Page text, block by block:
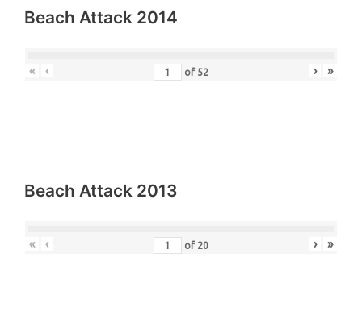
Beach Attack 2014
« ‹ of 52 › »
Beach Attack 2013
« ‹ of 20 › »